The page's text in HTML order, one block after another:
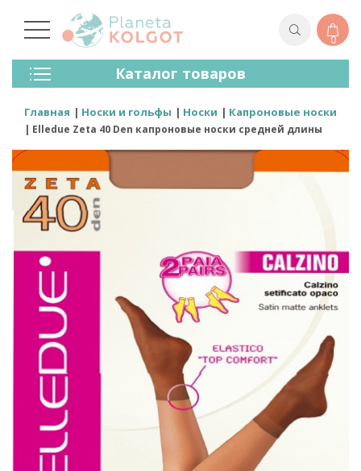
0
Каталог товаров
Колготки
Чулки
Лосины (леггинсы)
Спортивная Одежда
Для Мужчин
Для Детей
Бренды
Главная Носки и гольфы Носки Капроновые носки
Elledue Zeta 40 Den капроновые носки средней длины